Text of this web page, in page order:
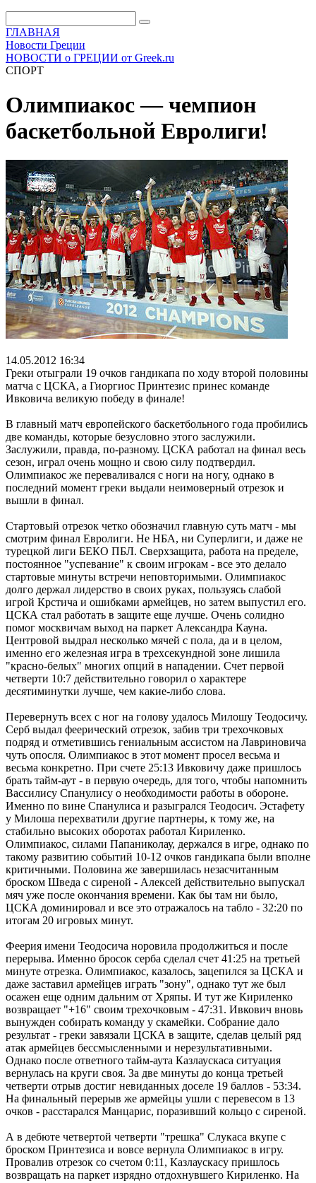
ГЛАВНАЯ
Новости Греции
НОВОСТИ о ГРЕЦИИ от Greek.ru
СПОРТ
Олимпиакос — чемпион
баскетбольной Евролиги!
14.05.2012 16:34
Греки отыграли 19 очков гандикапа по ходу второй половины
матча с ЦСКА, а Гиоргиос Принтезис принес команде
Ивковича великую победу в финале!
В главный матч европейского баскетбольного года пробились
две команды, которые безусловно этого заслужили.
Заслужили, правда, по-разному. ЦСКА работал на финал весь
сезон, играл очень мощно и свою силу подтвердил.
Олимпиакос же переваливался с ноги на ногу, однако в
последний момент греки выдали неимоверный отрезок и
вышли в финал.
Стартовый отрезок четко обозначил главную суть матч - мы
смотрим финал Евролиги. Не НБА, ни Суперлиги, и даже не
турецкой лиги БЕКО ПБЛ. Сверхзащита, работа на пределе,
постоянное "успевание" к своим игрокам - все это делало
стартовые минуты встречи неповторимыми. Олимпиакос
долго держал лидерство в своих руках, пользуясь слабой
игрой Крстича и ошибками армейцев, но затем выпустил его.
ЦСКА стал работать в защите еще лучше. Очень солидно
помог москвичам выход на паркет Александра Кауна.
Центровой выдрал несколько мячей с пола, да и в целом,
именно его железная игра в трехсекундной зоне лишила
"красно-белых" многих опций в нападении. Счет первой
четверти 10:7 действительно говорил о характере
десятиминутки лучше, чем какие-либо слова.
Перевернуть всех с ног на голову удалось Милошу Теодосичу.
Серб выдал феерический отрезок, забив три трехочковых
подряд и отметившись гениальным ассистом на Лавриновича
чуть опосля. Олимпиакос в этот момент просел весьма и
весьма конкретно. При счете 25:13 Ивковичу даже пришлось
брать тайм-аут - в первую очередь, для того, чтобы напомнить
Вассилису Спанулису о необходимости работы в обороне.
Именно по вине Спанулиса и разыгрался Теодосич. Эстафету
у Милоша перехватили другие партнеры, к тому же, на
стабильно высоких оборотах работал Кириленко.
Олимпиакос, силами Папаниколау, держался в игре, однако по
такому развитию событий 10-12 очков гандикапа были вполне
критичными. Половина же завершилась незасчитанным
броском Шведа с сиреной - Алексей действительно выпускал
мяч уже после окончания времени. Как бы там ни было,
ЦСКА доминировал и все это отражалось на табло - 32:20 по
итогам 20 игровых минут.
Феерия имени Теодосича норовила продолжиться и после
перерыва. Именно бросок серба сделал счет 41:25 на третьей
минуте отрезка. Олимпиакос, казалось, зацепился за ЦСКА и
даже заставил армейцев играть "зону", однако тут же был
осажен еще одним дальним от Хряпы. И тут же Кириленко
возвращает "+16" своим трехочковым - 47:31. Ивкович вновь
вынужден собирать команду у скамейки. Собрание дало
результат - греки завязали ЦСКА в защите, сделав целый ряд
атак армейцев бессмысленными и нерезультативными.
Однако после ответного тайм-аута Казлаускаса ситуация
вернулась на круги своя. За две минуты до конца третьей
четверти отрыв достиг невиданных доселе 19 баллов - 53:34.
На финальный перерыв же армейцы ушли с перевесом в 13
очков - расстарался Манцарис, поразивший кольцо с сиреной.
А в дебюте четвертой четверти "трешка" Слукаса вкупе с
броском Принтезиса и вовсе вернула Олимпиакос в игру.
Провалив отрезок со счетом 0:11, Казлаускасу пришлось
возвращать на паркет изрядно отдохнувшего Кириленко. На